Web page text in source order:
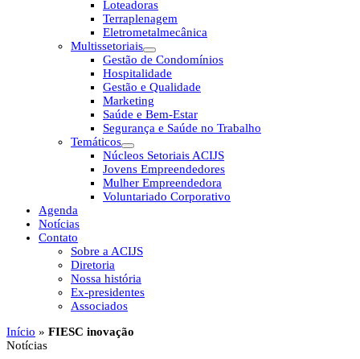
Loteadoras
Terraplenagem
Eletrometalmecânica
Multissetoriais
Gestão de Condomínios
Hospitalidade
Gestão e Qualidade
Marketing
Saúde e Bem-Estar
Segurança e Saúde no Trabalho
Temáticos
Núcleos Setoriais ACIJS
Jovens Empreendedores
Mulher Empreendedora
Voluntariado Corporativo
Agenda
Notícias
Contato
Sobre a ACIJS
Diretoria
Nossa história
Ex-presidentes
Associados
Início » FIESC inovação
Notícias